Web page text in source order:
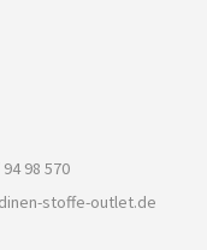
98 570
stoffe-outlet.de